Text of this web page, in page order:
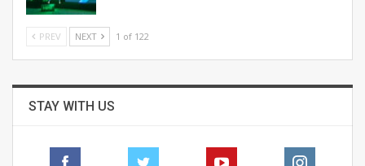
PREV NEXT 1 of 122
STAY WITH US